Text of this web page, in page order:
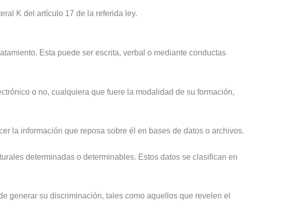
K del artículo 17 de la referida ley.
Esta puede ser escrita, verbal o mediante conductas
o no, cualquiera que fuere la modalidad de su formación,
la información que reposa sobre él en bases de datos o archivos.
determinadas o determinables. Estos datos se clasifican en
generar su discriminación, tales como aquellos que revelen el